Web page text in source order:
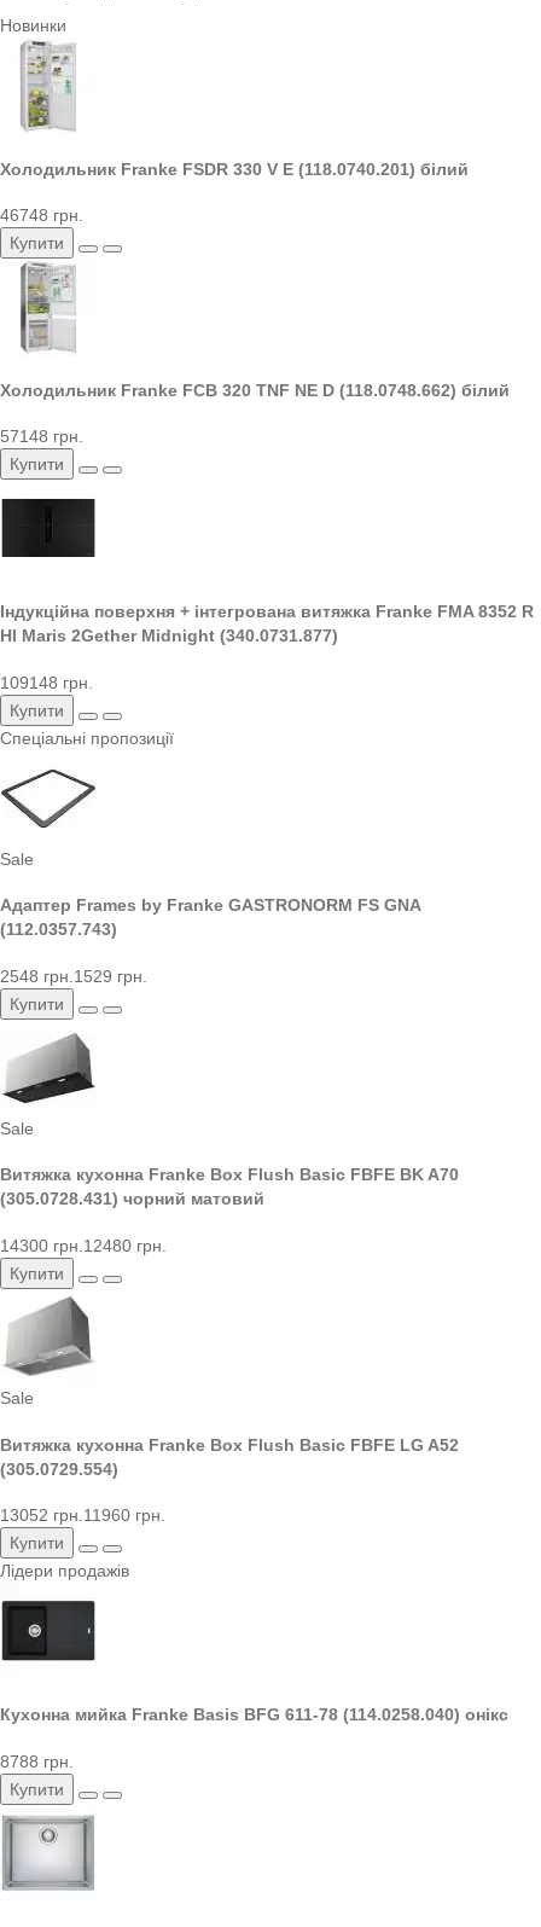
Новинки
Холодильник Franke FSDR 330 V E (118.0740.201) білий
46748 грн.
Купити
Холодильник Franke FCB 320 TNF NE D (118.0748.662) білий
57148 грн.
Купити
Індукційна поверхня + інтегрована витяжка Franke FMA 8352 R
HI Maris 2Gether Midnight (340.0731.877)
109148 грн.
Купити
Спеціальні пропозиції
Sale
Адаптер Frames by Franke GASTRONORM FS GNA
(112.0357.743)
2548 грн. 1529 грн.
Купити
Sale
Витяжка кухонна Franke Box Flush Basic FBFE BK A70
(305.0728.431) чорний матовий
14300 грн. 12480 грн.
Купити
Sale
Витяжка кухонна Franke Box Flush Basic FBFE LG A52
(305.0729.554)
13052 грн.11960 грн.
Купити
Лідери продажів
Кухонна мийка Franke Basis BFG 611-78 (114.0258.040) онікс
8788 грн.
Купити